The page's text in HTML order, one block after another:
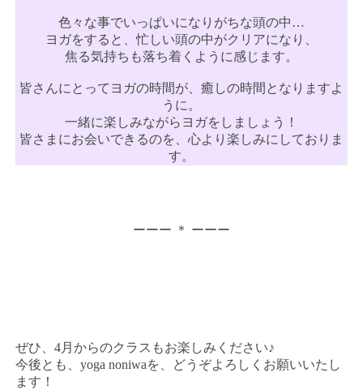
色々な事でいっぱいになりがちな頭の中…
ヨガをすると、忙しい頭の中がクリアになり、
焦る気持ちも落ち着くように感じます。
皆さんにとってヨガの時間が、癒しの時間となりますよ
うに。
一緒に楽しみながらヨガをしましょう！
皆さまにお会いできるのを、心より楽しみにしておりま
す。
ーーー ＊ ーーー
ぜひ、4月からのクラスもお楽しみください♪
今後とも、yoga noniwaを、どうぞよろしくお願いいたし
ます！